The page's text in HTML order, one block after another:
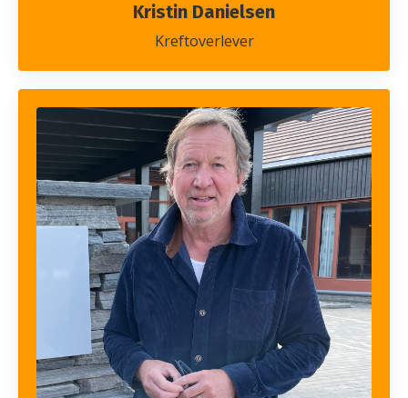
Kristin Danielsen
Kreftoverlever